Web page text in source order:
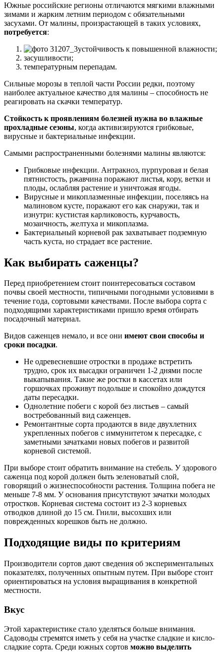
Южные российские регионы отличаются мягкими влажными
зимами и жарким летним периодом с обязательными
засухами. От малины, произрастающей в таких условиях,
потребуется:
устойчивость к повышенной влажности;
засушливости;
температурным перепадам.
Сильные морозы в теплой части России редки, поэтому
наиболее актуальное качество для малины – способность не
реагировать на скачки температур.
Стойкость к проявлениям болезней нужна во влажные
прохладные сезоны, когда активизируются грибковые,
вирусные и бактериальные инфекции.
Самыми распространенными болезнями малины являются:
Грибковые инфекции. Антракноз, пурпуровая и белая
пятнистость, ржавчина поражают листья, кору, ветки и
плоды, ослабляя растение и уничтожая ягоды.
Вирусные и микоплазменные инфекции, поселяясь на
малиновом кусте, поражают его как снаружи, так и
изнутри: кустистая карликовость, курчавость,
мозаичность, желтуха и микоплазма.
Бактериальный корневой рак захватывает подземную
часть куста, но страдает все растение.
Как выбирать саженцы?
Перед приобретением стоит поинтересоваться составом
почвы своей местности, типичными погодными условиями в
течение года, сортовыми качествами. После выбора сорта с
подходящими характеристиками пришло время отбирать
посадочный материал.
Видов саженцев немало, и все они имеют свои способы и
сроки посадки.
Не одревесневшие отростки в продаже встретить
трудно, срок их высадки ограничен 1-2 днями после
выкапывания. Такие же ростки в кассетах или
горшочках проживут подольше и спокойно дождутся
даты пересадки.
Однолетние побеги с корой без листьев – самый
востребованный вид саженцев.
Ремонтантные сорта продаются в виде двухлетних
укрепленных побегов с иммунитетом к пересадке, с
заметными зачатками новых побегов и развитой
корневой системой.
При выборе стоит обратить внимание на стебель. У здорового
саженца под корой должен быть зеленоватый слой,
говорящий о жизнеспособности растения. Толщина побега не
меньше 7-8 мм. У основания присутствуют зачатки молодых
отростков. Корневая система состоит из 2-3 корневых
отводков длиной до 15 см. Гнили, высохших или
поврежденных корешков быть не должно.
Подходящие виды по критериям
Производители сортов дают сведения об экспериментальных
показателях, полученных опытным путем. При выборе стоит
ориентироваться на условия выращивания в конкретной
местности.
Вкус
Этой характеристике стало уделяться больше внимания.
Садоводы стремятся иметь у себя на участке сладкие и кисло-
сладкие сорта. Среди южных сортов можно выделить